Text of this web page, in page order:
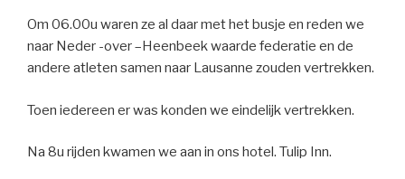
Om 06.00u waren ze al daar met het busje en reden we
naar Neder -over –Heenbeek waarde federatie en de
andere atleten samen naar Lausanne zouden vertrekken.
Toen iedereen er was konden we eindelijk vertrekken.
Na 8u rijden kwamen we aan in ons hotel. Tulip Inn.